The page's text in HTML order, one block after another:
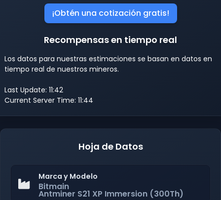
¡Obtén una cotización gratis!
Recompensas en tiempo real
Los datos para nuestras estimaciones se basan en datos en
tiempo real de nuestros mineros.
Last Update: 11:42
Current Server Time: 11:44
Hoja de Datos
Marca y Modelo
Bitmain
Antminer S21 XP Immersion (300Th)